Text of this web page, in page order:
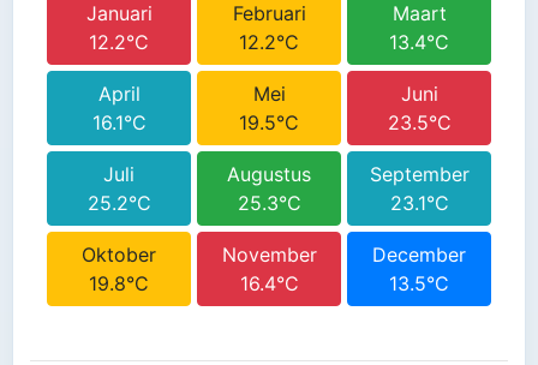
Januari
12.2°C
Februari
12.2°C
Maart
13.4°C
April
16.1°C
Mei
19.5°C
Juni
23.5°C
Juli
25.2°C
Augustus
25.3°C
September
23.1°C
Oktober
19.8°C
November
16.4°C
December
13.5°C